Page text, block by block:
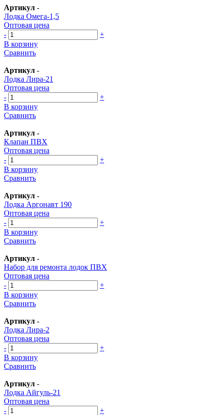
Артикул -
Лодка Омега-1,5
Оптовая цена
-
+
В корзину
Сравнить
Артикул -
Лодка Лира-21
Оптовая цена
-
+
В корзину
Сравнить
Артикул -
Клапан ПВХ
Оптовая цена
-
+
В корзину
Сравнить
Артикул -
Лодка Аргонавт 190
Оптовая цена
-
+
В корзину
Сравнить
Артикул -
Набор для ремонта лодок ПВХ
Оптовая цена
-
+
В корзину
Сравнить
Артикул -
Лодка Лира-2
Оптовая цена
-
+
В корзину
Сравнить
Артикул -
Лодка Айгуль-21
Оптовая цена
-
+